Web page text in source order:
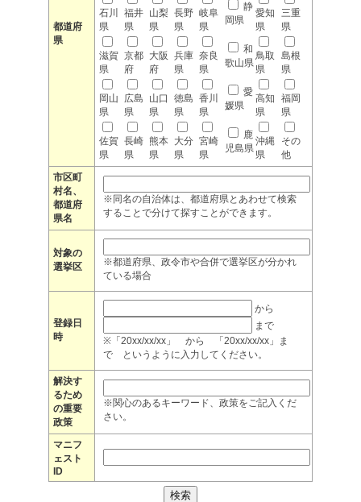
都道府
県
石川
県
福井
県
山梨
県
長野
県
岐阜
県
静
岡県
愛知
県
三重
県
滋賀
県
京都
府
大阪
府
兵庫
県
奈良
県
和
歌山県
鳥取
県
島根
県
岡山
県
広島
県
山口
県
徳島
県
香川
県
愛
媛県
高知
県
福岡
県
佐賀
県
長崎
県
熊本
県
大分
県
宮崎
県
鹿
児島県
沖縄
県
その
他
市区町
村名、
都道府
県名
※同名の自治体は、都道府県とあわせて検索
することで分けて探すことができます。
対象の
選挙区
※都道府県、政令市や合併で選挙区が分かれ
ている場合
登録日
時
から
まで
※「20xx/xx/xx」 から 「20xx/xx/xx」ま
で というように入力してください。
解決す
るため
の重要
政策
※関心のあるキーワード、政策をご記入くだ
さい。
マニフ
ェスト
ID